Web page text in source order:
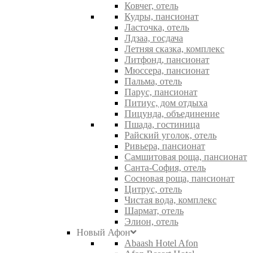
Ковчег, отель
Кудры, пансионат
Ласточка, отель
Лдзаа, госдача
Летняя сказка, комплекс
Литфонд, пансионат
Мюссера, пансионат
Пальма, отель
Парус, пансионат
Питиус, дом отдыха
Пицунда, объединение
Пшада, гостиница
Райский уголок, отель
Ривьера, пансионат
Самшитовая роща, пансионат
Санта-София, отель
Сосновая роща, пансионат
Цитрус, отель
Чистая вода, комплекс
Шармат, отель
Элион, отель
Новый Афон
Abaash Hotel Afon